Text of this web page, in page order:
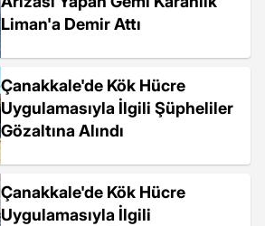
Liman'a Demir Attı
Çanakkale'de Kök Hücre
Uygulamasıyla İlgili Şüpheliler
Gözaltına Alındı
Çanakkale'de Kök Hücre
Uygulamasıyla İlgili